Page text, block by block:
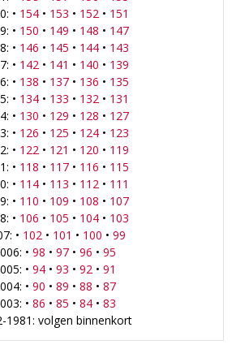
• 154• 153 • 152 • 151
• 150 • 149 • 148 • 147
• 146 • 145 • 144• 143
• 142 • 141 • 140 • 139
• 138 • 137• 136 • 135
• 134• 133 • 132 • 131
• 130 • 129 • 128 • 127
• 126 • 125 • 124• 123
• 122 • 121 • 120 • 119
• 118 • 117• 116 • 115
• 114• 113 • 112 • 111
• 110 • 109 • 108 • 107
• 106 • 105 • 104• 103
• 102 • 101 • 100 • 99
• 98 • 97• 96 • 95
• 94• 93 • 92 • 91
• 90 • 89 • 88 • 87
• 86 • 85 • 84• 83
1981: volgen binnenkort